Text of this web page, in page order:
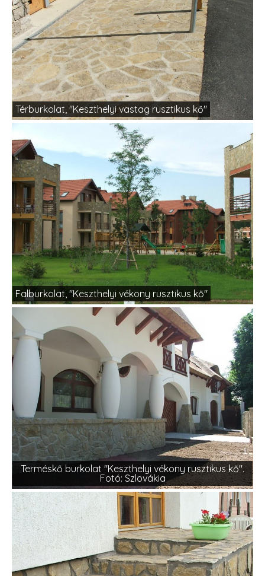
Térburkolat, "Keszthelyi vastag rusztikus kő"
Falburkolat, "Keszthelyi vékony rusztikus kő"
Terméskő burkolat "Keszthelyi vékony rusztikus kő".
Fotó: Szlovákia